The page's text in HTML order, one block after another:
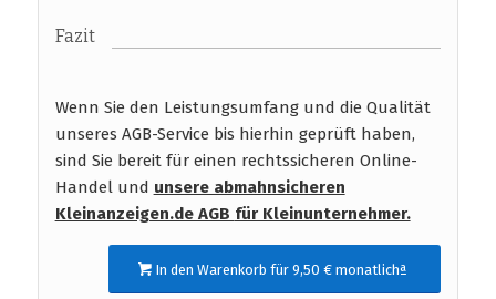
Fazit
Wenn Sie den Leistungsumfang und die Qualität
unseres AGB-Service bis hierhin geprüft haben,
sind Sie bereit für einen rechtssicheren Online-
Handel und unsere abmahnsicheren
Kleinanzeigen.de AGB für Kleinunternehmer.
In den Warenkorb für 9,50 € monatlichª